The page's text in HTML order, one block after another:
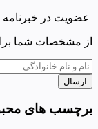
عضویت در خبرنامه
از مشخصات شما
ارسال
برچسب های